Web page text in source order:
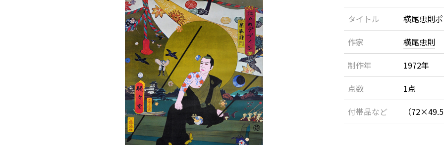
タイトル
横尾忠則
作家
横尾忠則
制作年
1972年
点数
1点
付帯品など
（